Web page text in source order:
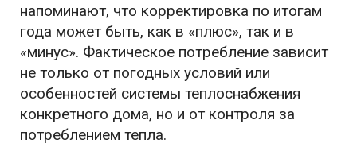
напоминают, что корректировка по итогам
года может быть, как в «плюс», так и в
«минус». Фактическое потребление зависит
не только от погодных условий или
особенностей системы теплоснабжения
конкретного дома, но и от контроля за
потреблением тепла.